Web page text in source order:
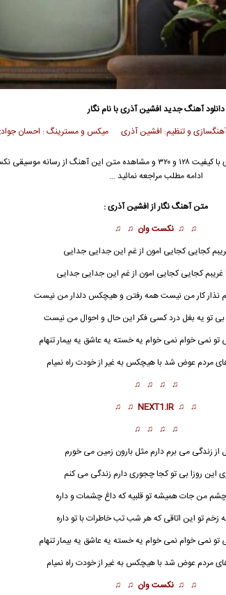
دانلود آهنگ جدیدافشین آذریبا نام نگار
و تنظیم: افشین آذری میکس و مسترینگ : احسان
با کیفیت ۱۲۸ و ۳۲۰ و مشاهده متن این آهنگ از رسانه
ادامه مطلب مراجعه نمائید …
متن آهنگ نگار ازافشین آذری:
♫ ♫ نکست وان ♫ ♫
کجایی کجایی امون از غم این جدایی جدایی
غریبم کجایی کجایی امون از غم این جدایی جدایی
نذار کار من نیست همه رفتن و هیچکس دلدار من نیست
تو یه بغل درد کسی فکر این حال و احوال من نیست
تو نمی خوام نمی خوام یه خسته یه عاشق یه بیمار تنهام
مردم عوض شد با هیچکس به غیر از خودت راه نمیام
♫ ♫ ♫ ♫
♫ ♫
NEXT1.IR
♫ ♫
♫ ♫ ♫ ♫
از زندگی می برم دارم مثل بارون زمین می خورم
این روزا بی تو کجا چجوری دارم زندگی می کنم
من جات همیشه تو قلبیه که داغ چشمات و داره
زخم تو این اتاقی که هر شب تب خاطرات با تو داره
تو نمی خوام نمی خوام یه خسته یه عاشق یه بیمار تنهام
مردم عوض شد با هیچکس به غیر از خودت راه نمیام
♫ ♫ نکست وان ♫ ♫